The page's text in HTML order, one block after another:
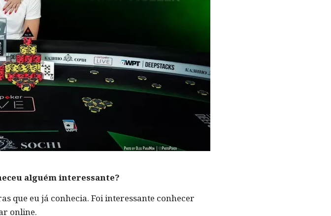
alguém interessante?
que eu já conhecia. Foi interessante conhecer
online.